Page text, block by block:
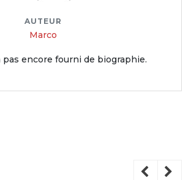
AUTEUR
Marco
pas encore fourni de biographie.